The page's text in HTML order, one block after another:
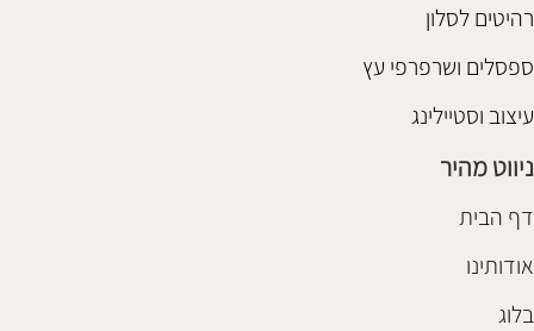
רהיטים לסלון
ספסלים ושרפרפי עץ
עיצוב וסטיילינג
ניווט מהיר
דף הבית
אודותינו
בלוג